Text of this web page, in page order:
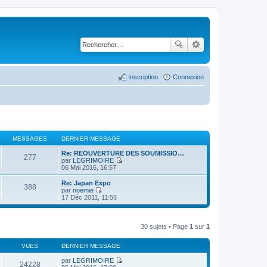
Connexion
Inscription
MESSAGES DERNIER MESSAGE
277
Re: REOUVERTURE DES SOUMISSIO…
par LEGRIMOIRE
o
t
e
e
06 Mai 2016, 16:57
388
Re: Japan Expo
par noemie
C
o
n
t
e
r
l
17 Déc 2011, 11:55
30 sujets • Page 1 sur 1
VUES DERNIER MESSAGE
24228 par LEGRIMOIRE